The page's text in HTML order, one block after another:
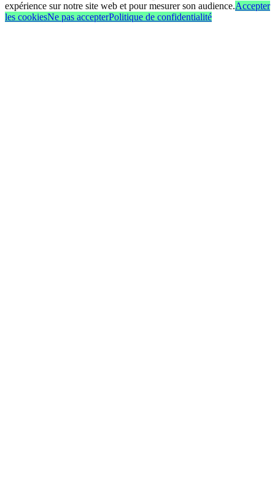
expérience sur notre site web et pour mesurer son audience.Accepter
les cookiesNe pas accepterPolitique de confidentialité